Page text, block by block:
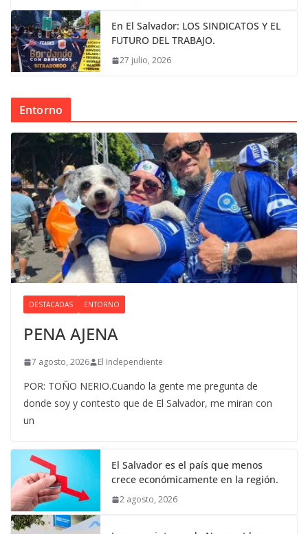
En El Salvador: LOS SINDICATOS Y EL
FUTURO DEL TRABAJO.
27 julio, 2026
Entorno
DESTACADAS ENTORNO
PENA AJENA
7 agosto, 2026 El Independiente
POR: TOÑO NERIO.Cuando la gente me pregunta de
donde soy y contesto que de El Salvador, me miran con
un
El Salvador es el país que menos
crece económicamente en la región.
2 agosto, 2026